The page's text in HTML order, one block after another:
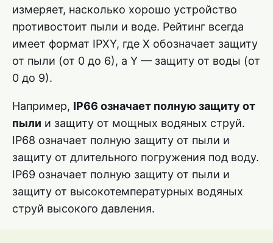
измеряет, насколько хорошо устройство
противостоит пыли и воде. Рейтинг всегда
имеет формат IPXY, где X обозначает защиту
от пыли (от 0 до 6), а Y — защиту от воды (от
0 до 9).
Например, IP66 означает полную защиту от
пыли и защиту от мощных водяных струй.
IP68 означает полную защиту от пыли и
защиту от длительного погружения под воду.
IP69 означает полную защиту от пыли и
защиту от высокотемпературных водяных
струй высокого давления.